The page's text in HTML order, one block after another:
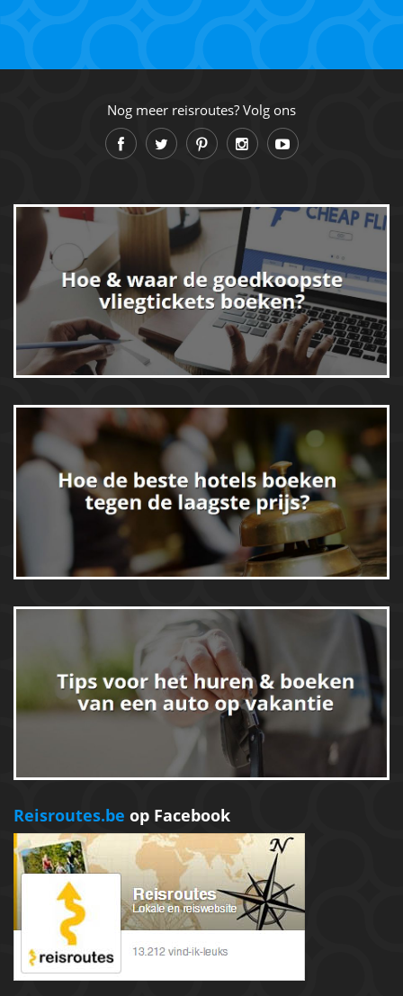
Nog meer reisroutes? Volg ons
Reisroutes.be op Facebook